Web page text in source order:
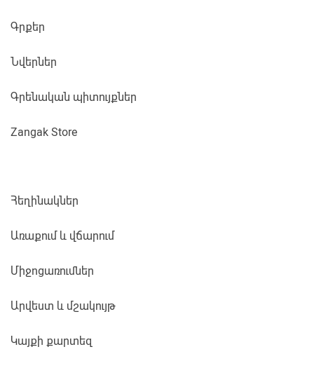
Գրքեր
Նվերներ
Գրենական պիտույքներ
Zangak Store
Հեղինակներ
Առաքում և վճարում
Միջոցառումներ
Արվեստ և մշակույթ
Կայքի քարտեզ